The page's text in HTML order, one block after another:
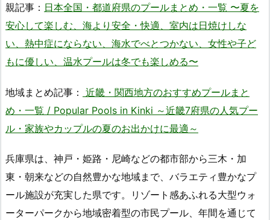
親記事： 日本全国・都道府県のプールまとめ・一覧 〜夏を
安心して楽しむ、海より安全・快適、室内は日焼けしな
い、熱中症にならない、海水でべとつかない、女性や子ど
もに優しい、温水プールは冬でも楽しめる〜
地域まとめ記事： 近畿・関西地方のおすすめプールまと
め・一覧 / Popular Pools in Kinki ～近畿7府県の人気プー
ル・家族やカップルの夏のお出かけに最適～
兵庫県は、神戸・姫路・尼崎などの都市部から三木・加
東・朝来などの自然豊かな地域まで、バラエティ豊かなプ
ール施設が充実した県です。リゾート感あふれる大型ウォ
ーターパークから地域密着型の市民プール、年間を通じて